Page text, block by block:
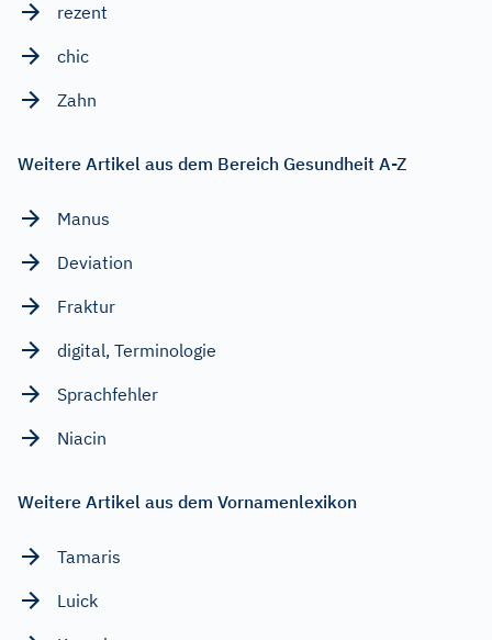
rezent
chic
Zahn
Weitere Artikel aus dem Bereich Gesundheit A-Z
Manus
Deviation
Fraktur
digital, Terminologie
Sprachfehler
Niacin
Weitere Artikel aus dem Vornamenlexikon
Tamaris
Luick